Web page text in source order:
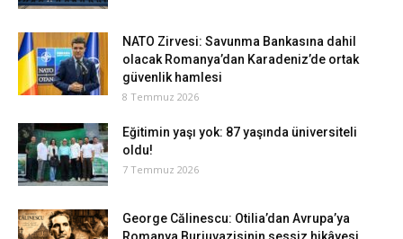
NATO Zirvesi: Savunma Bankasına dahil
olacak Romanya’dan Karadeniz’de ortak
güvenlik hamlesi
8 Temmuz 2026
Eğitimin yaşı yok: 87 yaşında üniversiteli
oldu!
7 Temmuz 2026
George Călinescu: Otilia’dan Avrupa’ya
Romanya Burjuvazisinin sessiz hikâyesi